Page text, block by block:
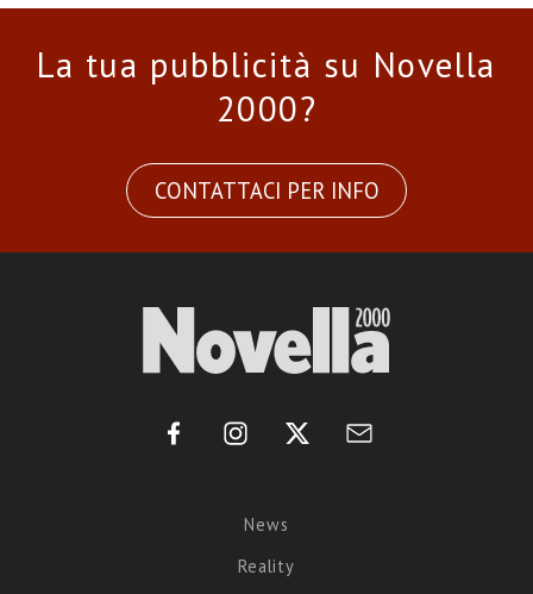
La tua pubblicità su Novella
2000?
CONTATTACI PER INFO
News
Reality